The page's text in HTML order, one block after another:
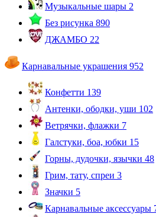
Музыкальные шары 2
Без рисунка 890
ДЖАМБО 22
Карнавальные украшения 952
Конфетти 139
Антенки, ободки, уши 102
Ветрячки, флажки 7
Галстуки, боа, юбки 15
Горны, дудочки, язычки 48
Грим, тату, спреи 3
Значки 5
Карнавальные аксессуары